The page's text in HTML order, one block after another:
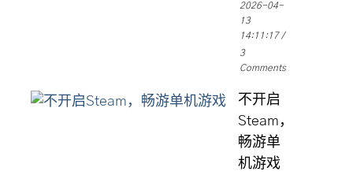
2026-04-
13
14:11:17
3
Comments
不开启
Steam，
畅游单
机游戏